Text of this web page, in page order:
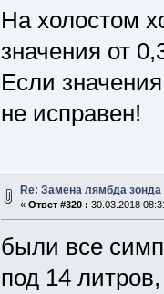
На холостом
значения от
Если
не исправен!
Re: Замена лямбда
« Ответ #320 : 30.03.2018
были все
под 14